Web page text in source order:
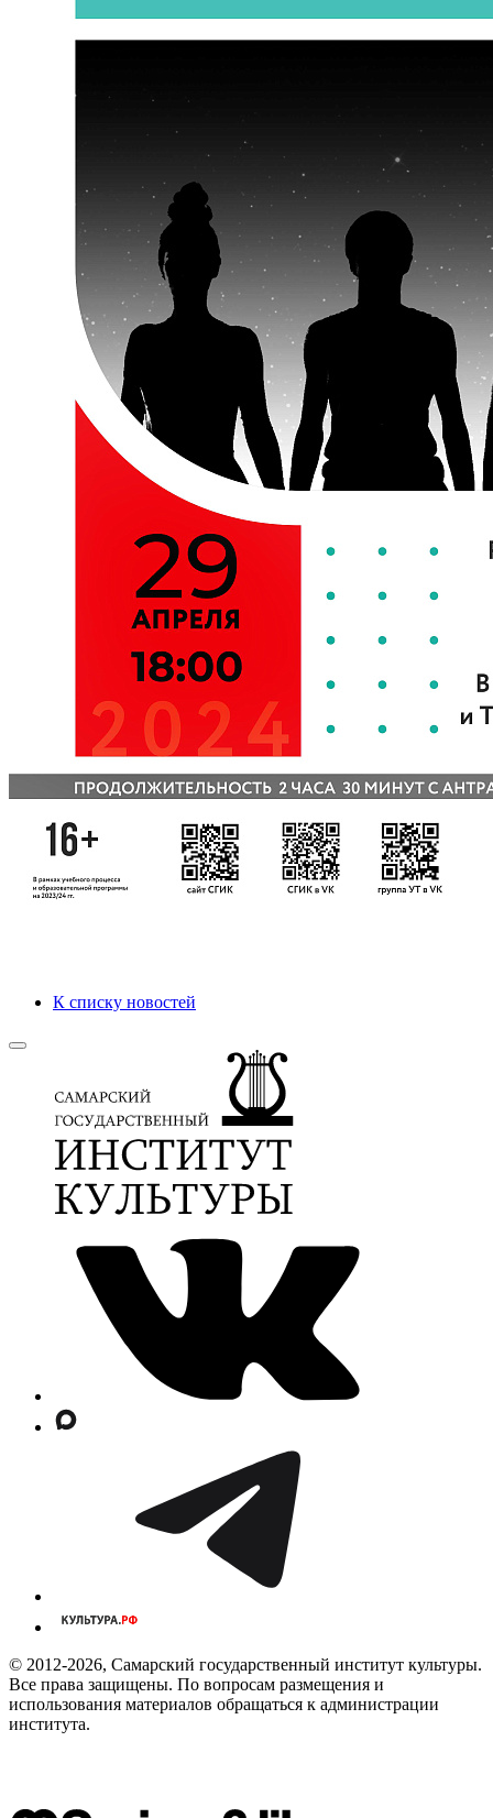
К списку новостей
© 2012-2026, Самарский государственный институт культуры.
Все права защищены. По вопросам размещения и
использования материалов обращаться к администрации
института.